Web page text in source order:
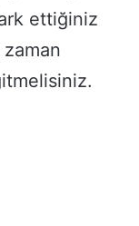
ettiğiniz
zaman